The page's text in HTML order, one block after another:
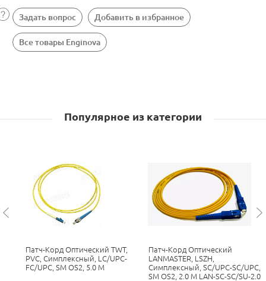
Задать вопрос Добавить в избранное
Все товары Enginova
Популярное из категории
Патч-Корд Оптический TWT,
PVC, Симплексный, LC/UPC-
FC/UPC, SM OS2, 5.0 М
Патч-Корд Оптический
LANMASTER, LSZH,
Симплексный, SC/UPC-SC/UPC,
SM OS2, 2.0 М LAN-SC-SC/SU-2.0